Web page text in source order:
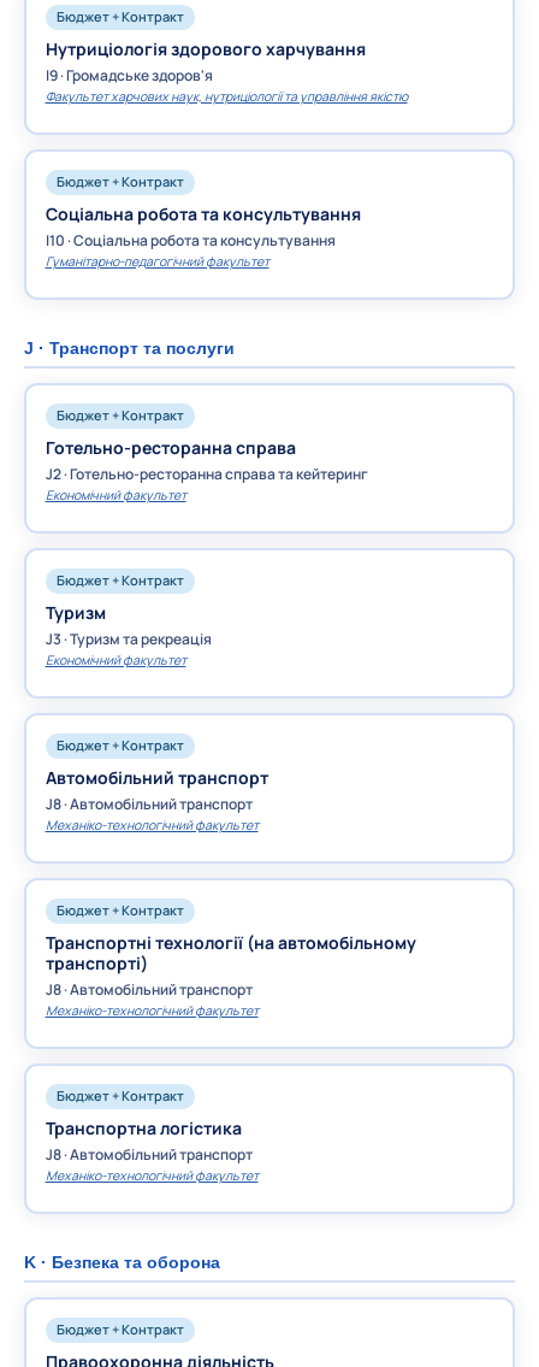
Бюджет + Контракт
Нутриціологія здорового харчування
I9 · Громадське здоров'я
Факультет харчових наук, нутриціології та управління якістю
Бюджет + Контракт
Соціальна робота та консультування
I10 · Соціальна робота та консультування
Гуманітарно-педагогічний факультет
J · Транспорт та послуги
Бюджет + Контракт
Готельно-ресторанна справа
J2 · Готельно-ресторанна справа та кейтеринг
Економічний факультет
Бюджет + Контракт
Туризм
J3 · Туризм та рекреація
Економічний факультет
Бюджет + Контракт
Автомобільний транспорт
J8 · Автомобільний транспорт
Механіко-технологічний факультет
Бюджет + Контракт
Транспортні технології (на автомобільному
транспорті)
J8 · Автомобільний транспорт
Механіко-технологічний факультет
Бюджет + Контракт
Транспортна логістика
J8 · Автомобільний транспорт
Механіко-технологічний факультет
K · Безпека та оборона
Бюджет + Контракт
Правоохоронна діяльність